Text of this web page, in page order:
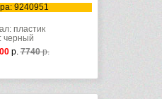
9240951
пластик
черный
р.7740р.